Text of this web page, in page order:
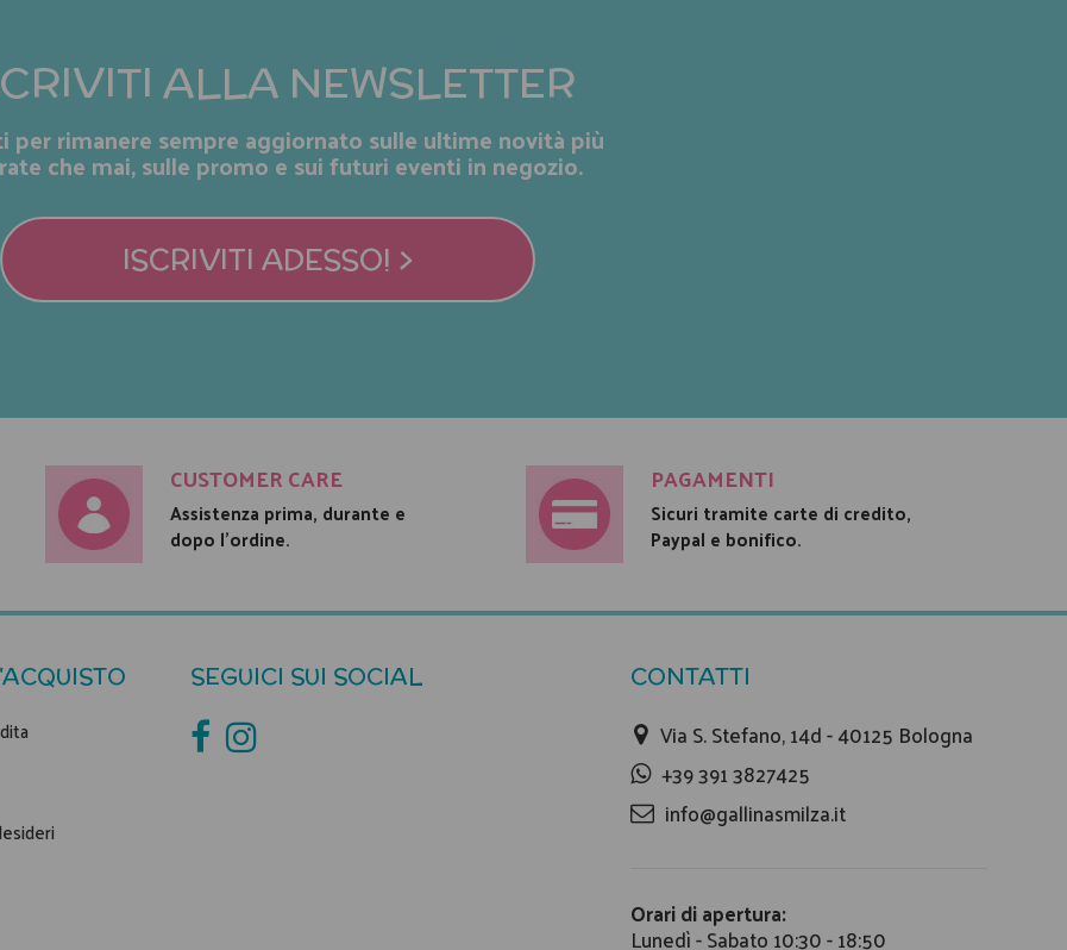
ALLA NEWSLETTER
per rimanere sempre aggiornato sulle ultime novità più
che mai, sulle promo e sui futuri eventi in negozio.
ISCRIVITI ADESSO! >
CUSTOMER CARE
Assistenza prima, durante e
dopo l'ordine.
PAGAMENTI
Sicuri tramite carte di credito,
Paypal e bonifico.
SEGUICI SUI SOCIAL CONTATTI
Via S. Stefano, 14d - 40125 Bologna
+39 391 3827425
info@gallinasmilza.it
Orari di apertura:
Lunedì - Sabato 10:30 - 18:50